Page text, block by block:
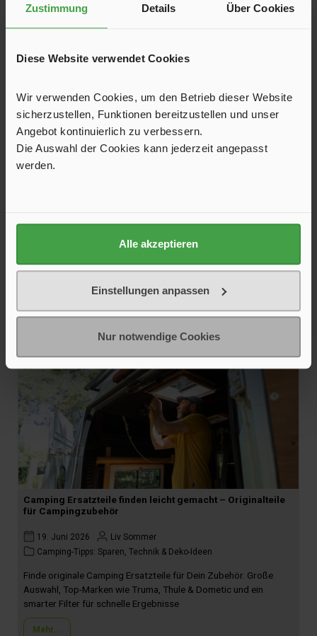
Zustimmung Details Über Cookies
Diese Website verwendet Cookies
Wir verwenden Cookies, um den Betrieb dieser Website
sicherzustellen, Funktionen bereitzustellen und unser
Angebot kontinuierlich zu verbessern.
Die Auswahl der Cookies kann jederzeit angepasst
werden.
Alle akzeptieren
Einstellungen anpassen
Nur notwendige Cookies
Mehr...
16. Juli 2026
Liv Sommer
Camping-Tipps: Sparen, Technik & Deko-Ideen
Solo-Camping für Frauen wird immer beliebter. Hier erfährst du,
vorbereitet unterwegs bist.
Mehr...
Camping Ersatzteile finden leicht gemacht – Originalteile
für Campingzubehör
19. Juni 2026
Liv Sommer
Camping-Tipps: Sparen, Technik & Deko-Ideen
Finde originale Camping Ersatzteile für Dein Zubehör. Große
Auswahl, Top-Marken wie Truma, Thule & Dometic und ein
smarter Filter für schnelle Ergebnisse
Mehr...